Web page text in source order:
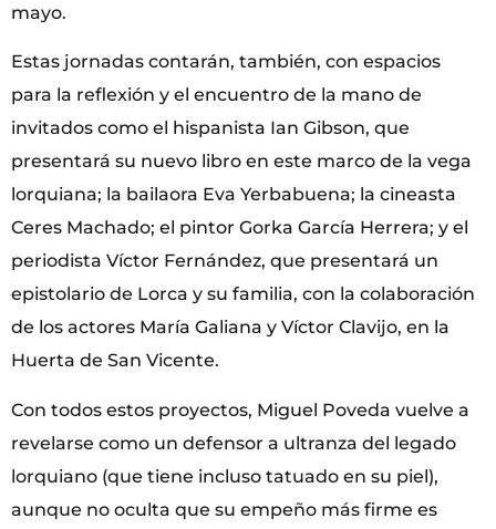
mayo.
Estas jornadas contarán, también, con espacios
para la reflexión y el encuentro de la mano de
invitados como el hispanista Ian Gibson, que
presentará su nuevo libro en este marco de la vega
lorquiana; la bailaora Eva Yerbabuena; la cineasta
Ceres Machado; el pintor Gorka García Herrera; y el
periodista Víctor Fernández, que presentará un
epistolario de Lorca y su familia, con la colaboración
de los actores María Galiana y Víctor Clavijo, en la
Huerta de San Vicente.
Con todos estos proyectos, Miguel Poveda vuelve a
revelarse como un defensor a ultranza del legado
lorquiano (que tiene incluso tatuado en su piel),
aunque no oculta que su empeño más firme es